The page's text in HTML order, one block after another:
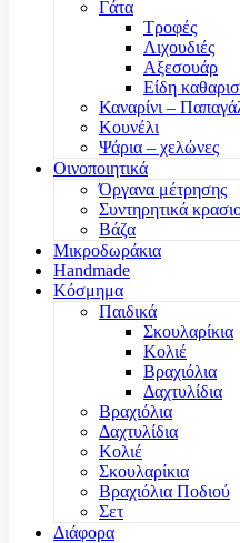
Γάτα
Τροφές
Λιχουδιές
Αξεσουάρ
Είδη
Καναρίνι –
Κουνέλι
Ψάρια – χελώνες
Οινοποιητικά
Όργανα μέτρησης
Συντηρητικά
Βάζα
Μικροδωράκια
Handmade
Κόσμημα
Παιδικά
Σκουλαρίκια
Κολιέ
Βραχιόλια
Δαχτυλίδια
Βραχιόλια
Δαχτυλίδια
Κολιέ
Σκουλαρίκια
Βραχιόλια Ποδιού
Σετ
Διάφορα